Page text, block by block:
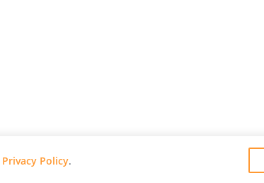
Privacy Policy.